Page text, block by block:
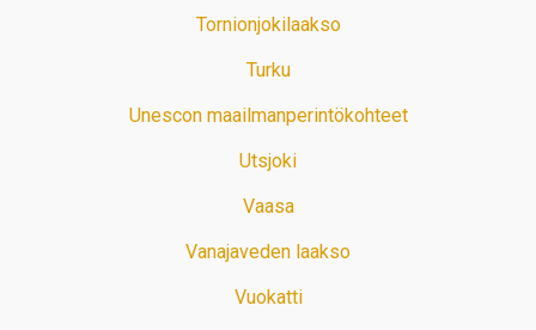
Tornionjokilaakso
Turku
Unescon maailmanperintökohteet
Utsjoki
Vaasa
Vanajaveden laakso
Vuokatti